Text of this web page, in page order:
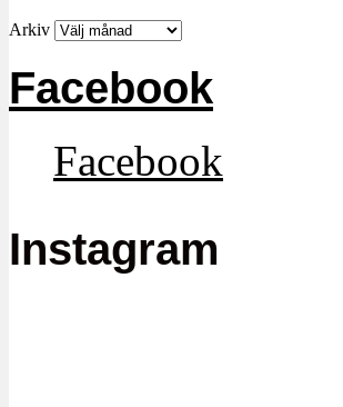
Arkiv
Facebook
Facebook
Instagram